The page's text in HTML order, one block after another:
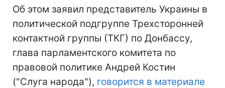
Об этом заявил представитель Украины в
политической подгруппе Трехсторонней
контактной группы (ТКГ) по Донбассу,
глава парламентского комитета по
правовой политике Андрей Костин
("Слуга народа"), говорится в материале